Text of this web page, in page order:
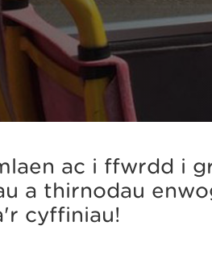
ac i ffwrdd i
a thirnodau
cyffiniau!